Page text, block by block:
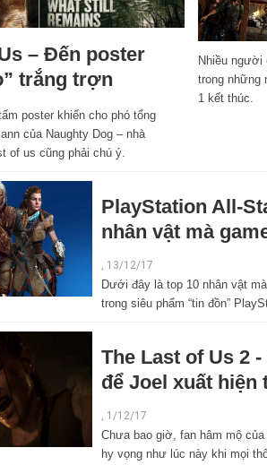
– Đến poster
trắng trợn
poster khiến cho phó tổng
của Naughty Dog – nhà
of us cũng phải chú ý.
Nhiều
trong những
1 kết thúc.
PlayStation All-
nhân vật mà
, 13/12/17
Dưới đây là top 10 nhân vật
trong siêu phẩm “tin đồn”
The Last of Us 2
để Joel xuất hiện
, 1/12/17
Chưa bao giờ, fan hâm mộ
hy vọng như lúc này khi mọi